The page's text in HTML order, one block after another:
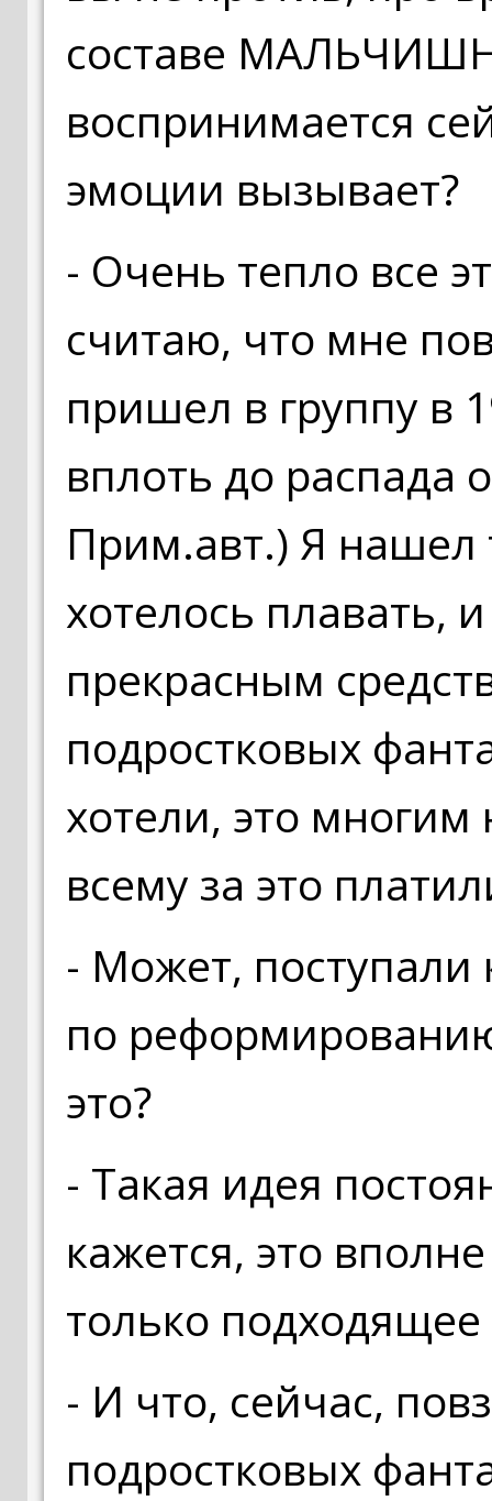
составе
воспринимается
эмоции вызывает?
- Очень тепло все
считаю, что мне
пришел в группу в
вплоть до распада
Прим.авт.) Я нашел
хотелось плавать,
прекрасным
подростковых
хотели, это
всему за это
- Может, поступали
по
это?
- Такая идея
кажется, это
только
- И что, сейчас,
подростковых